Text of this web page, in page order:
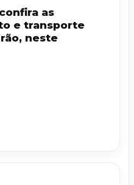
as
e transporte
neste